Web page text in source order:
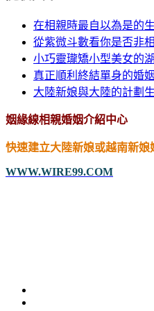
在相親時最自以為是的
從紫微斗數看你是否非
小巧靈瓏矯小型美女的
真正順利終結單身的婚
大陸新娘與大陸的計劃
姻緣線相親婚姻介紹中心
快速建立大陸新娘或越南新娘
WWW.WIRE99.COM